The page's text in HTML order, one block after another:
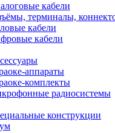
кабели
терминалы,
кабели
кабели
аппараты
комплекты
радиосистемы
конструкции